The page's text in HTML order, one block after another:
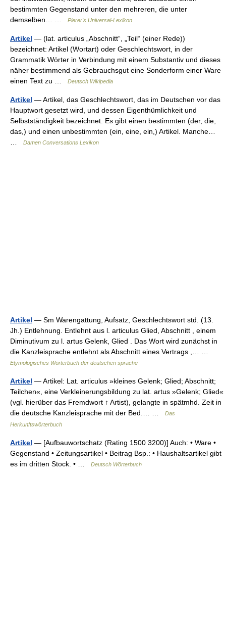
bestimmten Gegenstand unter den mehreren, die unter
demselben… …
Pierer's Universal-Lexikon
Artikel — (lat. articulus „Abschnitt“, „Teil“ (einer Rede))
bezeichnet: Artikel (Wortart) oder Geschlechtswort, in der
Grammatik Wörter in Verbindung mit einem Substantiv und dieses
näher bestimmend als Gebrauchsgut eine Sonderform einer Ware
einen Text zu …
Deutsch Wikipedia
Artikel — Artikel, das Geschlechtswort, das im Deutschen vor das
Hauptwort gesetzt wird, und dessen Eigenthümlichkeit und
Selbstständigkeit bezeichnet. Es gibt einen bestimmten (der, die,
das,) und einen unbestimmten (ein, eine, ein,) Artikel. Manche…
Damen Conversations Lexikon
Artikel — Sm Warengattung, Aufsatz, Geschlechtswort std. (13.
Jh.) Entlehnung. Entlehnt aus l. articulus Glied, Abschnitt , einem
Diminutivum zu l. artus Gelenk, Glied . Das Wort wird zunächst in
die Kanzleisprache entlehnt als Abschnitt eines Vertrags ,… …
Etymologisches Wörterbuch der deutschen sprache
Artikel — Artikel: Lat. articulus »kleines Gelenk; Glied; Abschnitt;
Teilchen«, eine Verkleinerungsbildung zu lat. artus »Gelenk; Glied«
(vgl. hierüber das Fremdwort ↑ Artist), gelangte in spätmhd. Zeit in
die deutsche Kanzleisprache mit der Bed.… …
Das
Herkunftswörterbuch
Artikel — [Aufbauwortschatz (Rating 1500 3200)] Auch: • Ware •
Gegenstand • Zeitungsartikel • Beitrag Bsp.: • Haushaltsartikel gibt
es im dritten Stock. • …
Deutsch Wörterbuch